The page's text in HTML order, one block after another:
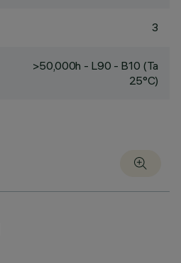
3
>50,000h - L90 - B10 (Ta
25°C)